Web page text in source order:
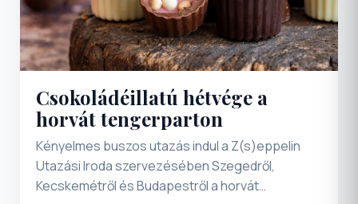
Csokoládéillatú hétvége a
horvát tengerparton
Kényelmes buszos utazás indul a Z(s)eppelin
Utazási Iroda szervezésében Szegedről,
Kecskemétről és Budapestről a horvát